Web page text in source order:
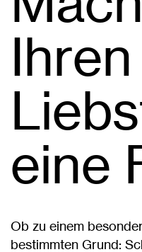
Ihren
eine
Ob zu einem
bestimmten Grund: